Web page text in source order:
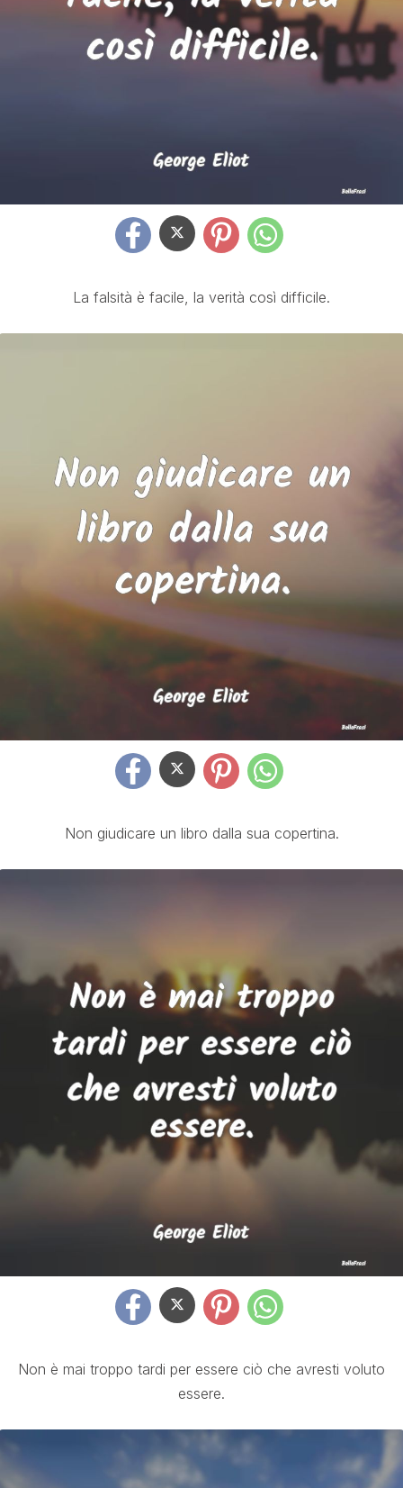
La falsità è facile, la verità così difficile.
Non giudicare un libro dalla sua copertina.
Non è mai troppo tardi per essere ciò che avresti voluto
essere.